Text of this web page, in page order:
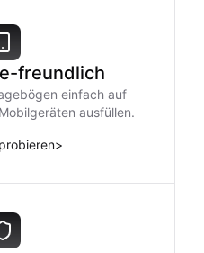
freundlich
einfach auf
ausfüllen.
>